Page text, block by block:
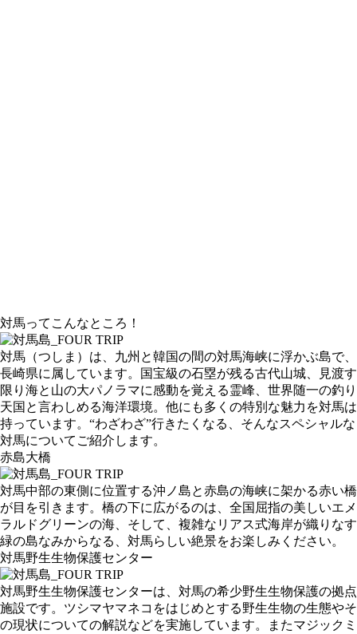
対馬ってこんなところ！
対馬（つしま）は、九州と韓国の間の対馬海峡に浮かぶ島で、
長崎県に属しています。国宝級の石塁が残る古代山城、見渡す
限り海と山の大パノラマに感動を覚える霊峰、世界随一の釣り
天国と言わしめる海洋環境。他にも多くの特別な魅力を対馬は
持っています。“わざわざ”行きたくなる、そんなスペシャルな
対馬についてご紹介します。
赤島大橋
対馬中部の東側に位置する沖ノ島と赤島の海峡に架かる赤い橋
が目を引きます。橋の下に広がるのは、全国屈指の美しいエメ
ラルドグリーンの海、そして、複雑なリアス式海岸が織りなす
緑の島なみからなる、対馬らしい絶景をお楽しみください。
対馬野生生物保護センター
対馬野生生物保護センターは、対馬の希少野生生物保護の拠点
施設です。ツシマヤマネコをはじめとする野生生物の生態やそ
の現状についての解説などを実施しています。またマジックミ